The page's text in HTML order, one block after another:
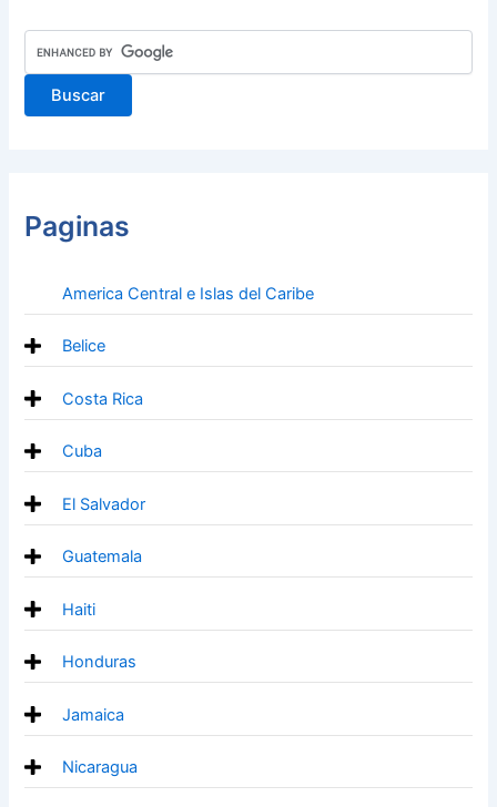
Paginas
America Central e Islas del Caribe
Belice
Costa Rica
Cuba
El Salvador
Guatemala
Haiti
Honduras
Jamaica
Nicaragua